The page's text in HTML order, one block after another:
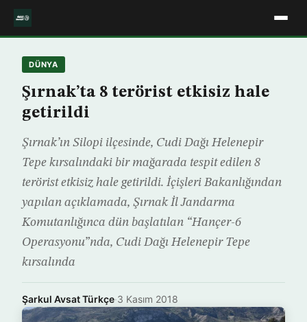
DÜNYA
Şırnak’ta 8 terörist etkisiz hale
getirildi
Şırnak’ın Silopi ilçesinde, Cudi Dağı Helenepir
Tepe kırsalındaki bir mağarada tespit edilen 8
terörist etkisiz hale getirildi. İçişleri Bakanlığından
yapılan açıklamada, Şırnak İl Jandarma
Komutanlığınca dün başlatılan “Hançer-6
Operasyonu”nda, Cudi Dağı Helenepir Tepe
kırsalında
Şarkul Avsat Türkçe·3 Kasım 2018